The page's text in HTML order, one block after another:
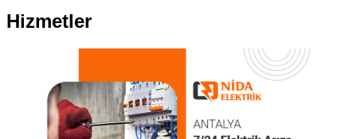
Hizmetler